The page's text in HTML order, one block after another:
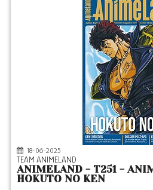
18-06-2025
TEAM ANIMELAND
ANIMELAND - T251 -
HOKUTO NO KEN